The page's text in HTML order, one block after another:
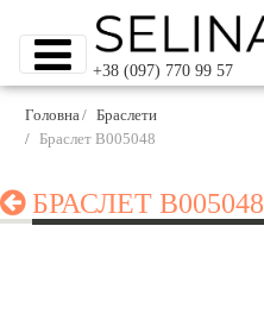
+38 (097) 770 99 57
Головна
Браслети
Браслет B005048
БРАСЛЕТ B005048